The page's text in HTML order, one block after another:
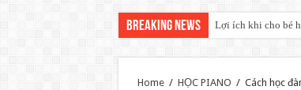
Breaking News Lợi ích khi cho bé
Home / HỌC PIANO / Cách học